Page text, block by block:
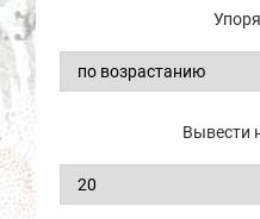
Вывести